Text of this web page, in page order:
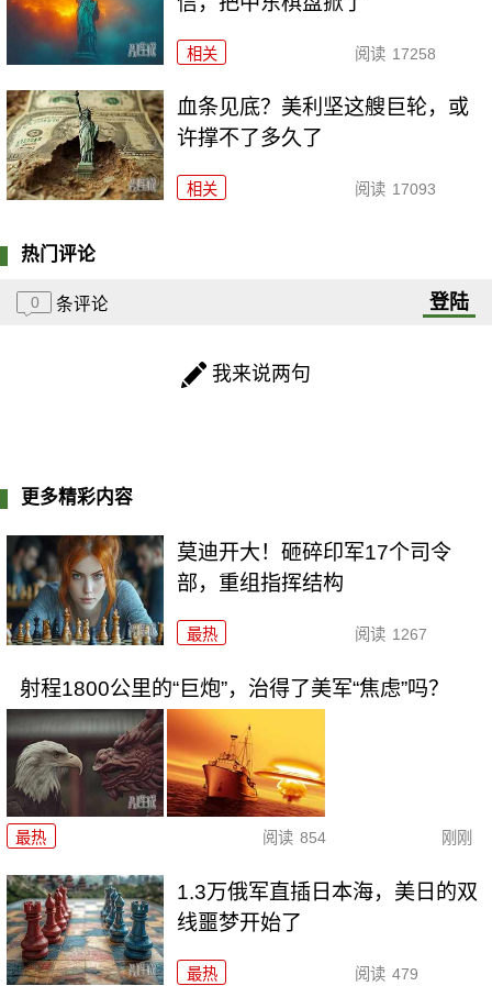
相关 阅读 17258
血条见底？美利坚这艘巨轮，或
许撑不了多久了
相关 阅读 17093
热门评论
0 条评论 登陆
我来说两句
更多精彩内容
莫迪开大！砸碎印军17个司令
部，重组指挥结构
最热 阅读 1267
射程1800公里的“巨炮”，治得了美军“焦虑”吗？
最热 阅读 854 刚刚
1.3万俄军直插日本海，美日的双
线噩梦开始了
最热 阅读 479